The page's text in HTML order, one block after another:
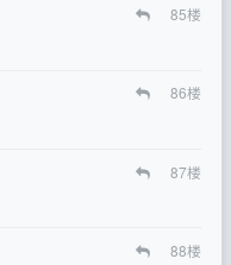
85楼
86楼
87楼
88楼